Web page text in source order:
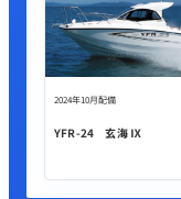
2024年10月配備
YFR-24 玄海 Ⅸ